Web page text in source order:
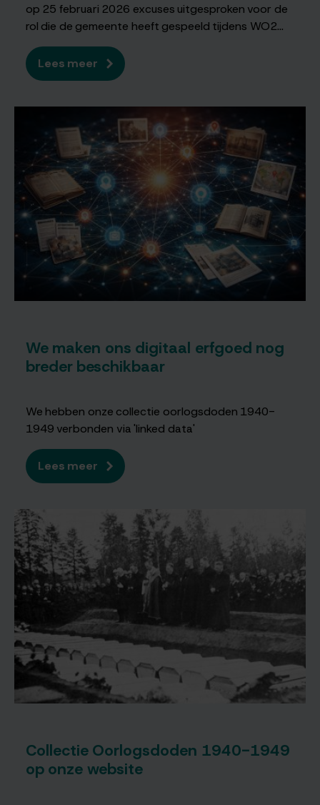
op 25 februari 2026 excuses uitgesproken voor de
rol die de gemeente heeft gespeeld tijdens WO2...
Lees meer over
Venlo
excuses
aangeboden
voor
hulp
aan
bezetter
in
WO2
We maken ons digitaal erfgoed nog
breder beschikbaar
We hebben onze collectie oorlogsdoden 1940-
1949 verbonden via 'linked data'
Lees meer over
We
digitaal
erfgoed
nog
breder
beschikbaar
Collectie Oorlogsdoden 1940-1949
op onze website